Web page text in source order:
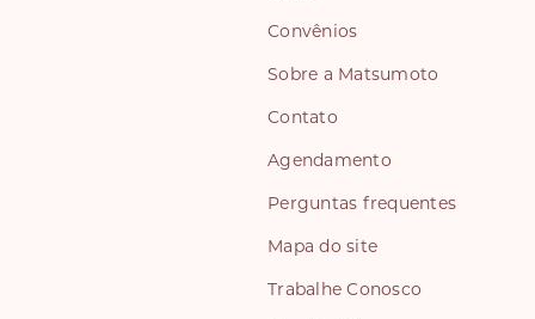
Convênios
Sobre a Matsumoto
Contato
Agendamento
Perguntas frequentes
Mapa do site
Trabalhe Conosco